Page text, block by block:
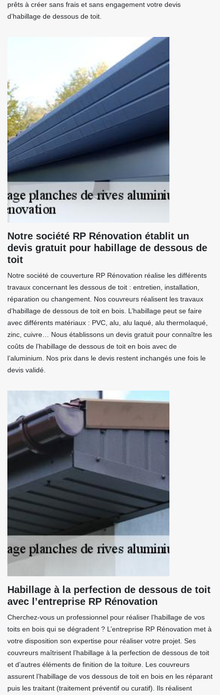
prêts à créer sans frais et sans engagement votre devis
d’habillage de dessous de toit.
Notre société RP Rénovation établit un
devis gratuit pour habillage de dessous de
toit
Notre société de couverture RP Rénovation réalise les différents
travaux concernant les dessous de toit : entretien, installation,
réparation ou changement. Nos couvreurs réalisent les travaux
d’habillage de dessous de toit en bois. L’habillage peut se faire
avec différents matériaux : PVC, alu, alu laqué, alu thermolaqué,
zinc, cuivre… Nous établissons un devis gratuit pour connaître les
coûts de l’habillage de dessous de toit en bois avec de
l’aluminium. Nos prix dans le devis restent inchangés une fois le
devis validé.
Habillage à la perfection de dessous de toit
avec l’entreprise RP Rénovation
Cherchez-vous un professionnel pour réaliser l’habillage de vos
toits en bois qui se dégradent ? L’entreprise RP Rénovation met à
votre disposition son expertise pour réaliser votre projet. Ses
couvreurs maîtrisent l’habillage à la perfection de dessous de toit
et d’autres éléments de finition de la toiture. Les couvreurs
assurent l’habillage de vos dessous de toit en bois en les réparant
puis les traitant (traitement préventif ou curatif). Ils réalisent